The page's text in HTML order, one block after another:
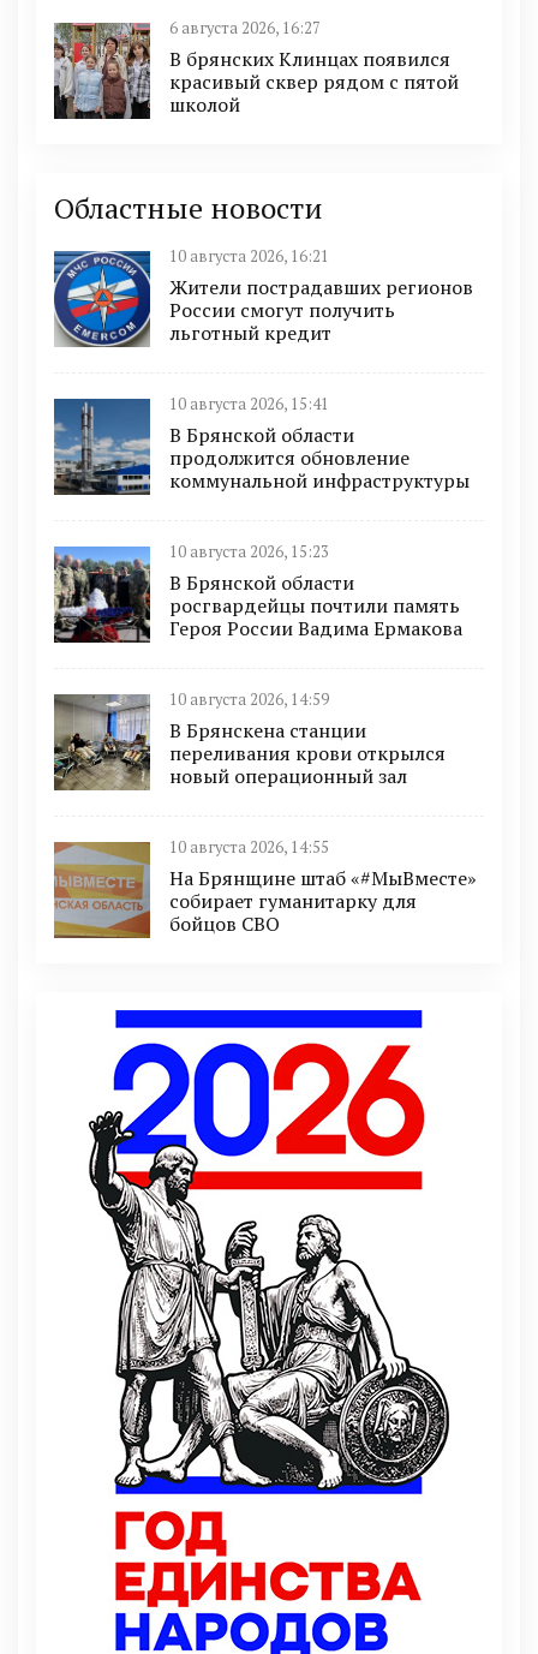
6 августа 2026, 16:27
В брянских Клинцах появился
красивый сквер рядом с пятой
школой
Областные новости
10 августа 2026, 16:21
Жители пострадавших регионов
России смогут получить
льготный кредит
10 августа 2026, 15:41
В Брянской области
продолжится обновление
коммунальной инфраструктуры
10 августа 2026, 15:23
В Брянской области
росгвардейцы почтили память
Героя России Вадима Ермакова
10 августа 2026, 14:59
В Брянскена станции
переливания крови открылся
новый операционный зал
10 августа 2026, 14:55
На Брянщине штаб «#МыВместе»
собирает гуманитарку для
бойцов СВО